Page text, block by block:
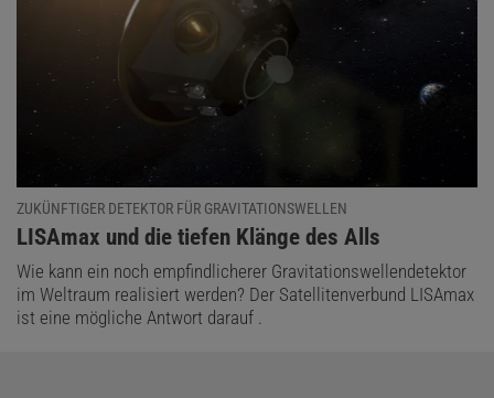
ZUKÜNFTIGER DETEKTOR FÜR GRAVITATIONSWELLEN
:
LISAmax und die tiefen Klänge des Alls
Wie kann ein noch empfindlicherer Gravitationswellendetektor
im Weltraum realisiert werden? Der Satellitenverbund LISAmax
ist eine mögliche Antwort darauf .